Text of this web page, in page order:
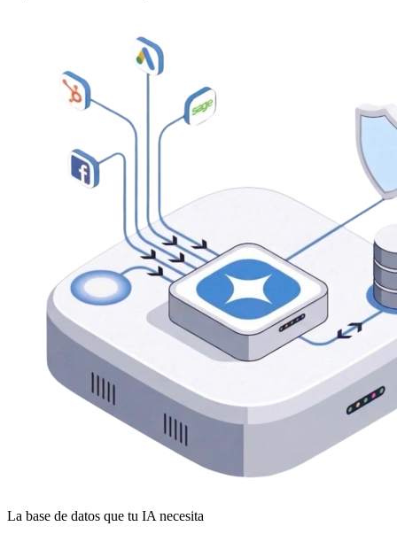
La base de datos que tu IA necesita